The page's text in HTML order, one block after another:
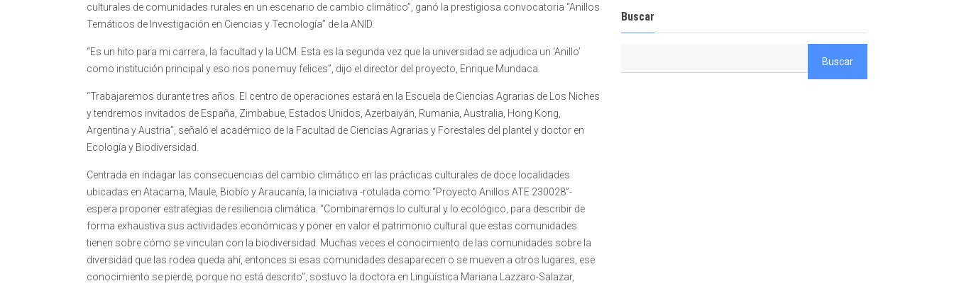
culturales de comunidades rurales en un escenario de cambio climático”, ganó la prestigiosa convocatoria “Anillos
Temáticos de Investigación en Ciencias y Tecnología” de la ANID.
“Es un hito para mi carrera, la facultad y la UCM. Esta es la segunda vez que la universidad se adjudica un ‘Anillo’
como institución principal y eso nos pone muy felices”, dijo el director del proyecto, Enrique Mundaca.
“Trabajaremos durante tres años. El centro de operaciones estará en la Escuela de Ciencias Agrarias de Los Niches
y tendremos invitados de España, Zimbabue, Estados Unidos, Azerbaiyán, Rumania, Australia, Hong Kong,
Argentina y Austria”, señaló el académico de la Facultad de Ciencias Agrarias y Forestales del plantel y doctor en
Ecología y Biodiversidad.
Centrada en indagar las consecuencias del cambio climático en las prácticas culturales de doce localidades
ubicadas en Atacama, Maule, Biobío y Araucanía, la iniciativa -rotulada como “Proyecto Anillos ATE 230028”-
espera proponer estrategias de resiliencia climática. “Combinaremos lo cultural y lo ecológico, para describir de
forma exhaustiva sus actividades económicas y poner en valor el patrimonio cultural que estas comunidades
tienen sobre cómo se vinculan con la biodiversidad. Muchas veces el conocimiento de las comunidades sobre la
diversidad que las rodea queda ahí, entonces si esas comunidades desaparecen o se mueven a otros lugares, ese
conocimiento se pierde, porque no está descrito”, sostuvo la doctora en Lingüística Mariana Lazzaro-Salazar,
Buscar